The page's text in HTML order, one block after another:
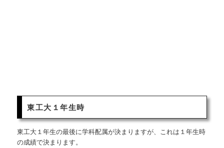
東工大１年生時
東工大１年生の最後に学科配属が決まりますが、これは１年生時
の成績で決まります。